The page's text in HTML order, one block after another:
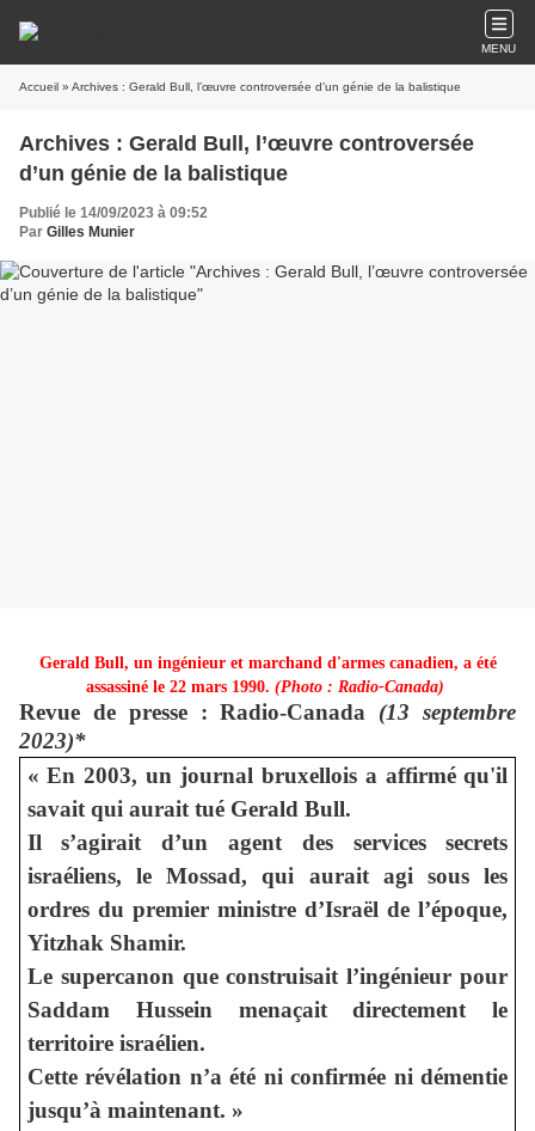
MENU
Accueil » Archives : Gerald Bull, l’œuvre controversée d’un génie de la balistique
Archives : Gerald Bull, l’œuvre controversée
d’un génie de la balistique
Publié le 14/09/2023 à 09:52
Par Gilles Munier
Gerald Bull, un ingénieur et marchand d'armes canadien, a été
assassiné le 22 mars 1990. (Photo : Radio-Canada)
Revue de presse : Radio-Canada (13 septembre
2023)*
« En 2003, un journal bruxellois a affirmé qu'il
savait qui aurait tué Gerald Bull.
Il s’agirait d’un agent des services secrets
israéliens, le Mossad, qui aurait agi sous les
ordres du premier ministre d’Israël de l’époque,
Yitzhak Shamir.
Le supercanon que construisait l’ingénieur pour
Saddam Hussein menaçait directement le
territoire israélien.
Cette révélation n’a été ni confirmée ni démentie
jusqu’à maintenant. »